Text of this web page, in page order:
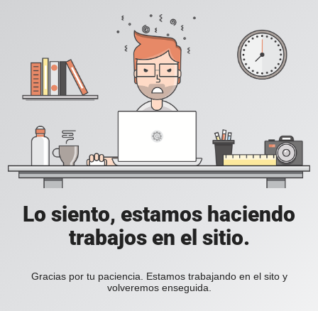
Lo siento, estamos haciendo
trabajos en el sitio.
Gracias por tu paciencia. Estamos trabajando en el sito y
volveremos enseguida.